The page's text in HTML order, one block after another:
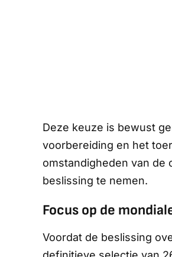
Deze keuze is bewust
voorbereiding en het
omstandigheden van de
beslissing te nemen.
Focus op de
Voordat de beslissing